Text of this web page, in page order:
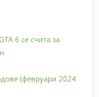
6 се счита за
(февруари 2024